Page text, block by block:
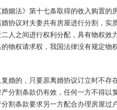
姻法》第十七条取得的收入购置的
协议对夫妻共有房屋进行分割，实
人之间进行权利分配，具有物权效
物权请求权，我国法律没有规定物
婚的，只要原离婚协议订立时不存
分割条款仍有效，任何一方不得以
割条款要求另一方配合办理房屋过